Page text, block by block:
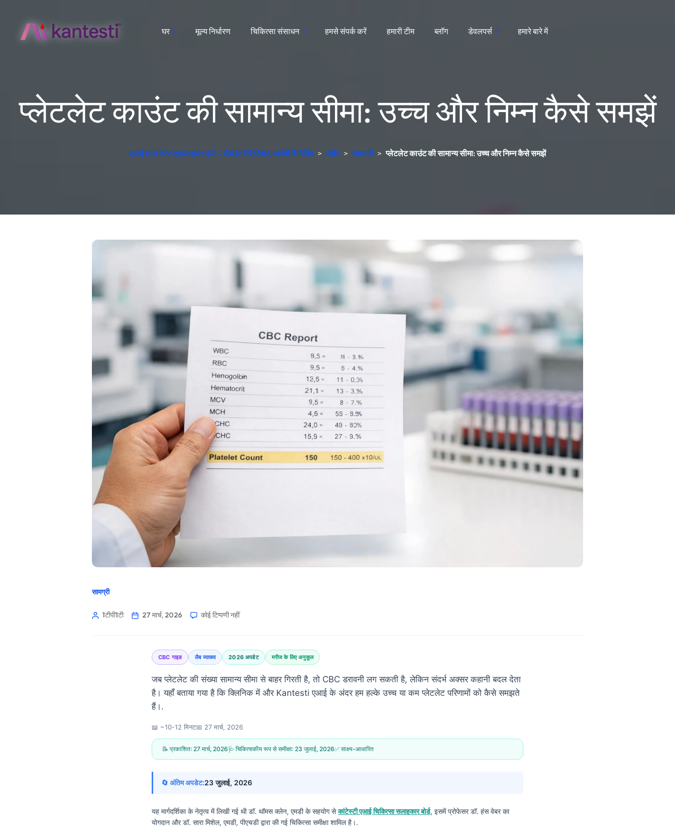
घर मूल्य निर्धारण चिकित्सा संसाधन हमसे संपर्क करें हमारी टीम ब्लॉग डेवलपर्स हमारे बारे में
प्लेटलेट काउंट की सामान्य सीमा: उच्च और निम्न कैसे समझें
एआई ब्लड टेस्ट एनालाइजर फ्री - लैब इंटरप्रिटेशन, जर्मनी में निर्मित > ब्लॉग > सामग्री > प्लेटलेट काउंट की सामान्य सीमा: उच्च और निम्न कैसे समझें
सामग्री
1टीपी1टी 27 मार्च, 2026 कोई टिप्पणी नहीं
CBC गाइड लैब व्याख्या 2026 अपडेट मरीज के लिए अनुकूल
जब प्लेटलेट की संख्या सामान्य सीमा से बाहर गिरती है, तो CBC डरावनी लग सकती है, लेकिन संदर्भ अक्सर कहानी बदल देता
है। यहाँ बताया गया है कि क्लिनिक में और Kantesti एआई के अंदर हम हल्के उच्च या कम प्लेटलेट परिणामों को कैसे समझते
हैं।.
📖 ~10-12 मिनट📅 27 मार्च, 2026
📝 प्रकाशित: 27 मार्च, 2026🩺 चिकित्सकीय रूप से समीक्षा: 23 जुलाई, 2026✅ साक्ष्य-आधारित
🔄 अंतिम अपडेट:23 जुलाई, 2026
यह मार्गदर्शिका के नेतृत्व में लिखी गई थीडॉ. थॉमस क्लेन, एमडीके सहयोग सेकांटेस्टी एआई चिकित्सा सलाहकार बोर्ड, इसमें प्रोफेसर डॉ. हंस वेबर का
योगदान और डॉ. सारा मिशेल, एमडी, पीएचडी द्वारा की गई चिकित्सा समीक्षा शामिल है।.